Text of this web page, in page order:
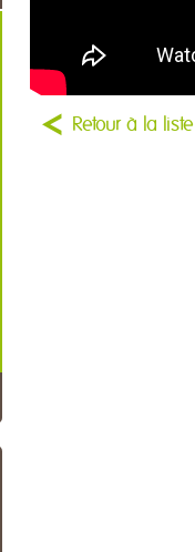
Retour à la liste